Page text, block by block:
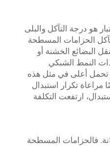
هو درجة التآكل والبلى
الحزامات المسطحة
البضائع الخشنة أو
ذات النمط الشبكي
أعلى في مثل هذه
مراعاة تكرار استبدال
ارتفعت التكلفة
فالحزامات المسطحة